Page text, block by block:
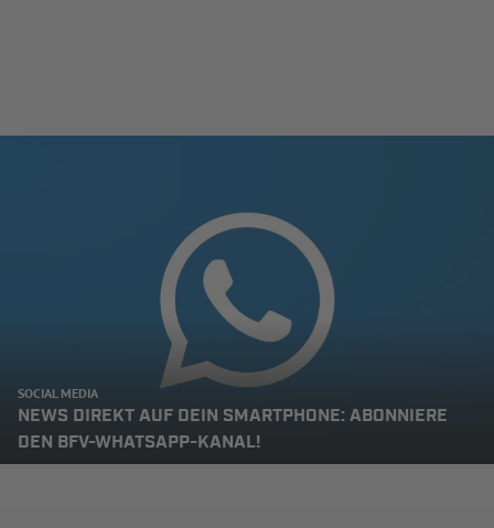
SOCIAL MEDIA
NEWS DIREKT AUF DEIN SMARTPHONE: ABONNIERE
DEN BFV-WHATSAPP-KANAL!